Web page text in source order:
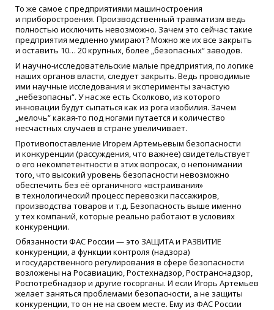
То же самое с предприятиями машиностроения
и приборостроения. Производственный травматизм ведь
полностью исключить невозможно. Зачем это сейчас такие
предприятия медленно умирают? Можно же их все закрыть
и оставить 10… 20 крупных, более „безопасных“ заводов.
И научно-исследовательские малые предприятия, по логике
наших органов власти, следует закрыть. Ведь проводимые
ими научные исследования и эксперименты зачастую
„небезопасны“. У нас же есть Сколково, из которого
инновации будут сыпаться как из рога изобилия. Зачем
„мелочь“ какая-то под ногами путается и количество
несчастных случаев в стране увеличивает.
Противопоставление Игорем Артемьевым безопасности
и конкуренции (рассуждения, что важнее) свидетельствует
о его некомпетентности в этих вопросах, о непонимании
того, что высокий уровень безопасности невозможно
обеспечить без её органичного «встраивания»
в технологический процесс перевозки пассажиров,
производства товаров и т.д. Безопасность выше именно
у тех компаний, которые реально работают в условиях
конкуренции.
Обязанности ФАС России — это ЗАЩИТА и РАЗВИТИЕ
конкуренции, а функции контроля (надзора)
и государственного регулирования в сфере безопасности
возложены на Росавиацию, Ростехнадзор, Ространснадзор,
Роспотребнадзор и другие госорганы. И если Игорь Артемьев
желает заняться проблемами безопасности, а не защиты
конкуренции, то он не на своем месте. Ему из ФАС России